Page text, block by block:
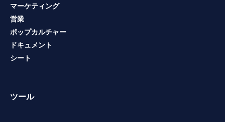
マーケティング
営業
ポップカルチャー
ドキュメント
シート
ツール